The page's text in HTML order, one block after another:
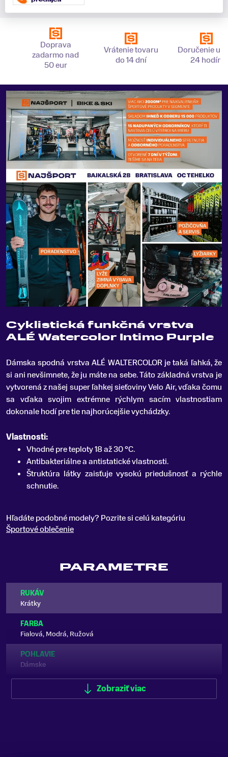
Doprava
zadarmo nad
50 eur
Vrátenie tovaru
do 14 dní
Doručenie už
24 hodín
Cyklistická funkčná vrstva
ALÉ Watercolor Intimo Purple
Dámska spodná vrstva ALÉ WALTERCOLOR je taká ľahká, že
si ani nevšimnete, že ju máte na sebe.Táto základná vrstva je
vytvorená z našej super ľahkej sieťoviny Velo Air, vďaka čomu
sa vďaka svojim extrémne rýchlym sacím vlastnostiam
dokonale hodí pre tie najhorúcejšie vychádzky.
Vlastnosti:
Vhodné pre teploty 18 až 30 °C.
Antibakteriálne a antistatické vlastnosti.
Štruktúra látky zaisťuje vysokú priedušnosť a rýchle
schnutie.
Hľadáte podobné modely? Pozrite si celú kategóriu
Športové oblečenie
PARAMETRE
RUKÁV
Krátky
FARBA
Fialová, Modrá, Ružová
POHLAVIE
Dámske
Zobraziť viac